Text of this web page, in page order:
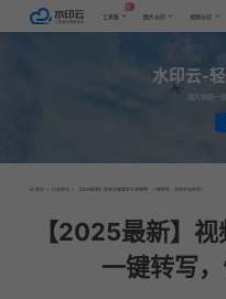
工具集 图片水印 视频水印
水印云-
图片视频一
首页 > 行业资讯 > 【2025最新】视频文案提取工具推荐：一键转写，告别手动听写！
【2025最新】视
一键转写，